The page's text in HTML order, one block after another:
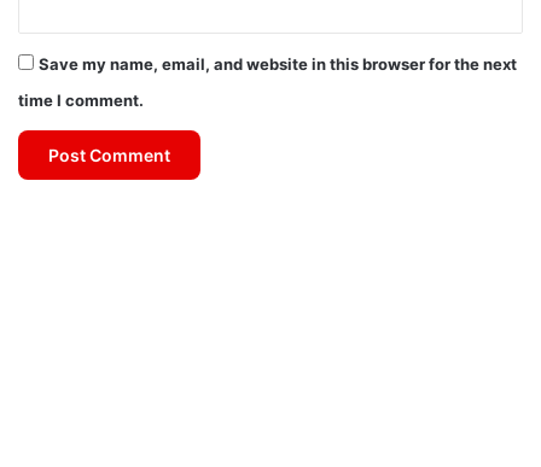
Save my name, email, and website in this browser for the next
time I comment.